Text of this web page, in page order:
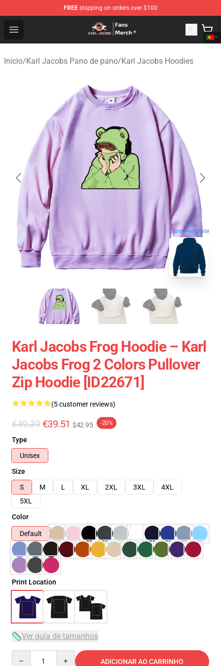
FREE shipping on orders over $100
Open menu
Karl Jacobs Store - Official Karl Jacobs Merchandise
Início/Karl Jacobs Pano de pano/Karl Jacobs Hoodies
blank template
Karl Jacobs Frog Hoodie – Karl
Jacobs Frog 2 Colors Pullover
Zip Hoodie [ID22671]
(5 customer reviews)
€49.39 €39.51 $42.95 -20%
Type
Unisex
Size
S
M L XL 2XL 3XL
4XL
5XL
Color
Default
Print Location
Ver guia de tamanhos
ADICIONAR AO CARRINHO